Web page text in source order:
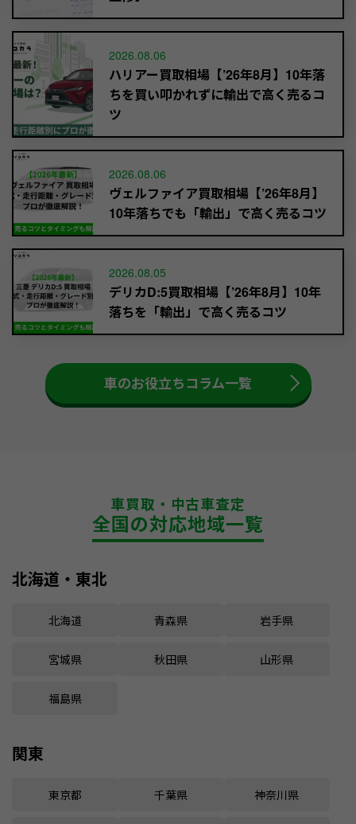
2026.08.06
ハリアー買取相場【’26年8月】10年落
ちを買い叩かれずに輸出で高く売るコ
ツ
2026.08.06
ヴェルファイア買取相場【’26年8月】
10年落ちでも「輸出」で高く売るコツ
2026.08.05
デリカD:5買取相場【’26年8月】10年
落ちを「輸出」で高く売るコツ
車のお役立ちコラム一覧
車買取・中古車査定
全国の対応地域一覧
北海道・東北
北海道 青森県 岩手県
宮城県 秋田県 山形県
福島県
関東
東京都 千葉県 神奈川県